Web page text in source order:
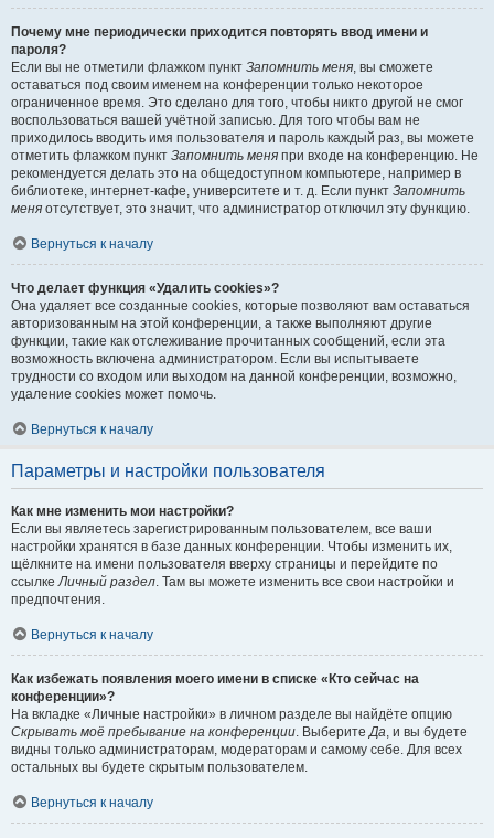
Почему мне периодически приходится повторять ввод имени и
пароля?
Если вы не отметили флажком пункт Запомнить меня, вы сможете
оставаться под своим именем на конференции только некоторое
ограниченное время. Это сделано для того, чтобы никто другой не смог
воспользоваться вашей учётной записью. Для того чтобы вам не
приходилось вводить имя пользователя и пароль каждый раз, вы можете
отметить флажком пункт Запомнить меня при входе на конференцию. Не
рекомендуется делать это на общедоступном компьютере, например в
библиотеке, интернет-кафе, университете и т. д. Если пункт Запомнить
меня отсутствует, это значит, что администратор отключил эту функцию.
Вернуться к началу
Что делает функция «Удалить cookies»?
Она удаляет все созданные cookies, которые позволяют вам оставаться
авторизованным на этой конференции, а также выполняют другие
функции, такие как отслеживание прочитанных сообщений, если эта
возможность включена администратором. Если вы испытываете
трудности со входом или выходом на данной конференции, возможно,
удаление cookies может помочь.
Вернуться к началу
Параметры и настройки пользователя
Как мне изменить мои настройки?
Если вы являетесь зарегистрированным пользователем, все ваши
настройки хранятся в базе данных конференции. Чтобы изменить их,
щёлкните на имени пользователя вверху страницы и перейдите по
ссылкеЛичный раздел. Там вы можете изменить все свои настройки и
предпочтения.
Вернуться к началу
Как избежать появления моего имени в списке «Кто сейчас на
конференции»?
На вкладке «Личные настройки» в личном разделе вы найдёте опцию
Скрывать моё пребывание на конференции. ВыберитеДа, и вы будете
видны только администраторам, модераторам и самому себе. Для всех
остальных вы будете скрытым пользователем.
Вернуться к началу